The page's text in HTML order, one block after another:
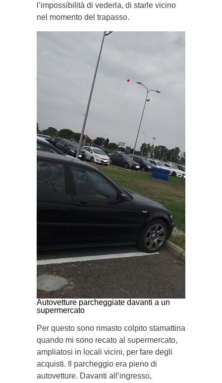
l’impossibilità di vederla, di starle vicino
nel momento del trapasso.
Autovetture parcheggiate davanti a un
supermercato
Per questo sono rimasto colpito stamattina
quando mi sono recato al supermercato,
ampliatosi in locali vicini, per fare degli
acquisti. Il parcheggio era pieno di
autovetture. Davanti all’ingresso,